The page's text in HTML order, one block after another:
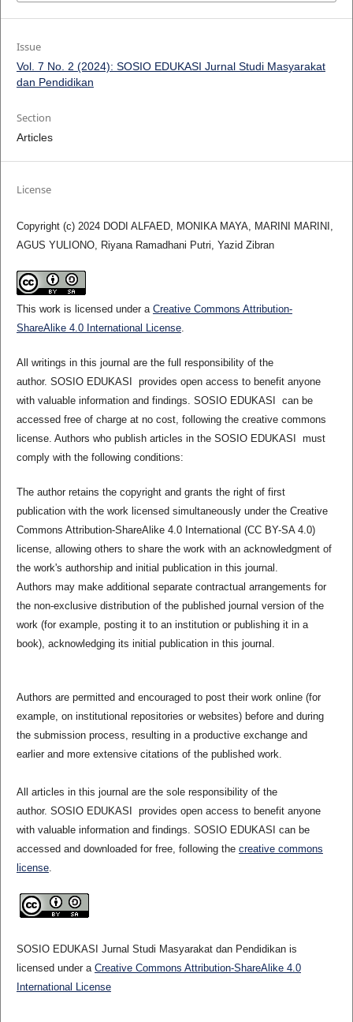
Issue
Vol. 7 No. 2 (2024): SOSIO EDUKASI Jurnal Studi Masyarakat
dan Pendidikan
Section
Articles
License
Copyright (c) 2024 DODI ALFAED, MONIKA MAYA, MARINI MARINI,
AGUS YULIONO, Riyana Ramadhani Putri, Yazid Zibran
This work is licensed under a Creative Commons Attribution-
ShareAlike 4.0 International License.
All writings in this journal are the full responsibility of the
author. SOSIO EDUKASI provides open access to benefit anyone
with valuable information and findings. SOSIO EDUKASI can be
accessed free of charge at no cost, following the creative commons
license. Authors who publish articles in the SOSIO EDUKASI must
comply with the following conditions:
The author retains the copyright and grants the right of first
publication with the work licensed simultaneously under the Creative
Commons Attribution-ShareAlike 4.0 International (CC BY-SA 4.0)
license, allowing others to share the work with an acknowledgment of
the work's authorship and initial publication in this journal.
Authors may make additional separate contractual arrangements for
the non-exclusive distribution of the published journal version of the
work (for example, posting it to an institution or publishing it in a
book), acknowledging its initial publication in this journal.
Authors are permitted and encouraged to post their work online (for
example, on institutional repositories or websites) before and during
the submission process, resulting in a productive exchange and
earlier and more extensive citations of the published work.
All articles in this journal are the sole responsibility of the
author. SOSIO EDUKASI provides open access to benefit anyone
with valuable information and findings. SOSIO EDUKASI can be
accessed and downloaded for free, following the creative commons
license.
SOSIO EDUKASI Jurnal Studi Masyarakat dan Pendidikan is
licensed under a Creative Commons Attribution-ShareAlike 4.0
International License